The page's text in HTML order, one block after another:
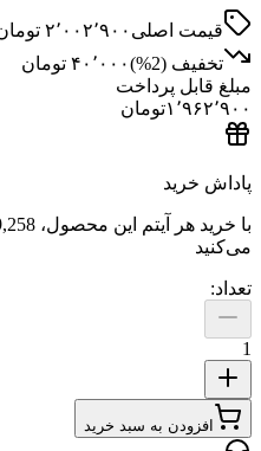
اصلی۲٬۰۰۲٬۹۰۰ تومان
(
2
%)۴۰٬۰۰۰تومان
پرداخت
تومان
آیتم این محصول، 39,258 تومان
به سبد خرید